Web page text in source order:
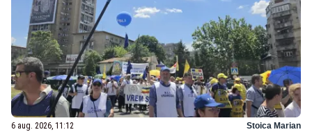
6 aug. 2026, 11:12 Stoica Marian